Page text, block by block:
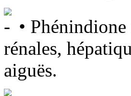
•
rénales,
aiguës.